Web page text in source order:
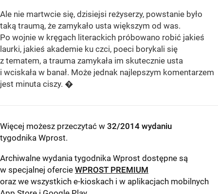
Ale nie martwcie się, dzisiejsi reżyserzy, powstanie było
taką traumą, że zamykało usta większym od was.
Po wojnie w kręgach literackich próbowano robić jakieś
laurki, jakieś akademie ku czci, poeci borykali się
z tematem, a trauma zamykała im skutecznie usta
i wciskała w banał. Może jednak najlepszym komentarzem
jest minuta ciszy. �
Więcej możesz przeczytać w 32/2014 wydaniu
tygodnika Wprost.
Archiwalne wydania tygodnika Wprost dostępne są
w specjalnej ofercie WPROST PREMIUM
oraz we wszystkich e-kioskach i w aplikacjach mobilnych